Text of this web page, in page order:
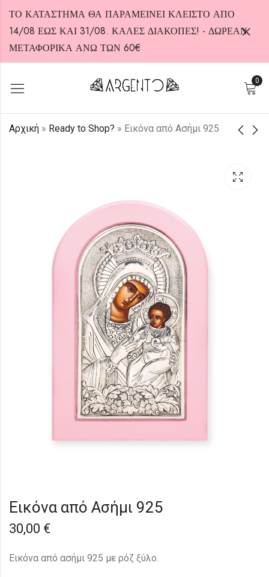
ΤΟ ΚΑΤΑΣΤΗΜΑ ΘΑ ΠΑΡΑΜΕΙΝΕΙ ΚΛΕΙΣΤΟ ΑΠΟ
14/08 ΕΩΣ ΚΑΙ 31/08. ΚΑΛΕΣ ΔΙΑΚΟΠΕΣ! - ΔΩΡΕΑΝ
ΜΕΤΑΦΟΡΙΚΑ ΑΝΩ ΤΩΝ 60€
0
Αρχική » Ready to Shop? » Εικόνα από Ασήμι 925
Εικόνα από Ασήμι 925
30,00 €
Εικόνα από ασήμι 925 με ρόζ ξύλο.